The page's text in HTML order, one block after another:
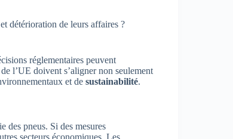
détérioration de leurs affaires ?
réglementaires peuvent
l’UE doivent s’aligner non seulement
et de sustainabilité.
des pneus. Si des mesures